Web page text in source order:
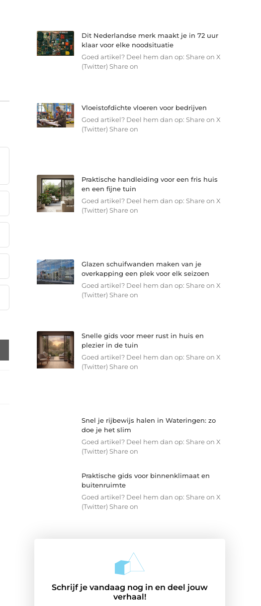
Dit Nederlandse merk maakt je in 72 uur
klaar voor elke noodsituatie
Goed artikel? Deel hem dan op: Share on X
(Twitter) Share on
Vloeistofdichte vloeren voor bedrijven
Goed artikel? Deel hem dan op: Share on X
(Twitter) Share on
Praktische handleiding voor een fris huis
en een fijne tuin
Goed artikel? Deel hem dan op: Share on X
(Twitter) Share on
Glazen schuifwanden maken van je
overkapping een plek voor elk seizoen
Goed artikel? Deel hem dan op: Share on X
(Twitter) Share on
Snelle gids voor meer rust in huis en
plezier in de tuin
Goed artikel? Deel hem dan op: Share on X
(Twitter) Share on
Snel je rijbewijs halen in Wateringen: zo
doe je het slim
Goed artikel? Deel hem dan op: Share on X
(Twitter) Share on
Praktische gids voor binnenklimaat en
buitenruimte
Goed artikel? Deel hem dan op: Share on X
(Twitter) Share on
Schrijf je vandaag nog in en deel jouw
verhaal!